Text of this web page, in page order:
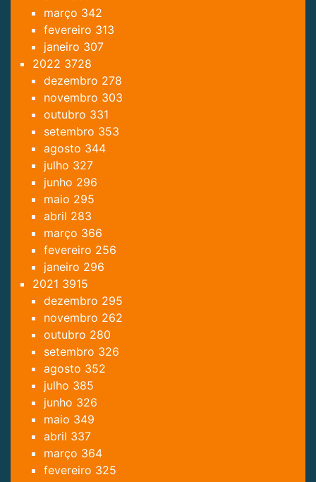
março 342
fevereiro 313
janeiro 307
2022 3728
dezembro 278
novembro 303
outubro 331
setembro 353
agosto 344
julho 327
junho 296
maio 295
abril 283
março 366
fevereiro 256
janeiro 296
2021 3915
dezembro 295
novembro 262
outubro 280
setembro 326
agosto 352
julho 385
junho 326
maio 349
abril 337
março 364
fevereiro 325